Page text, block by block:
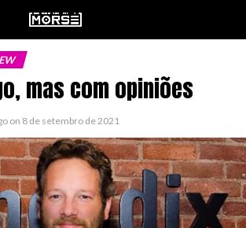
mas com opiniões
on 8 de setembro de 2021